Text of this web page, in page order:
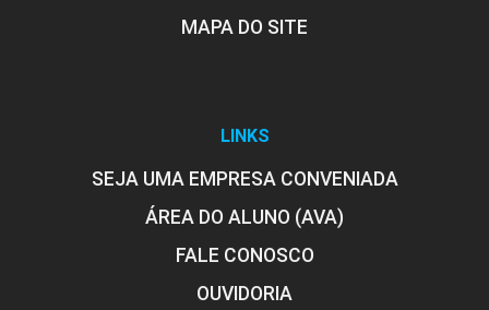
MAPA DO SITE
LINKS
SEJA UMA EMPRESA CONVENIADA
ÁREA DO ALUNO (AVA)
FALE CONOSCO
OUVIDORIA